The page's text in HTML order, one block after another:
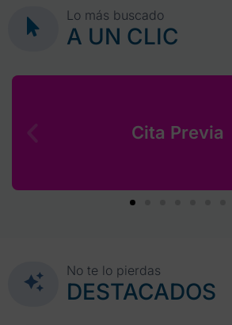
Lo más buscado
A UN CLIC
Cita Previa
No te lo pierdas
DESTACADOS